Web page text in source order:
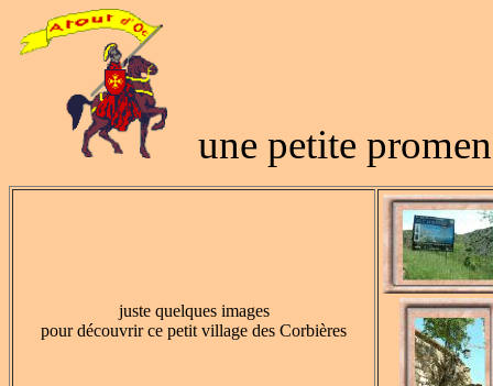
une petite
juste quelques images
pour découvrir ce petit village des Corbières